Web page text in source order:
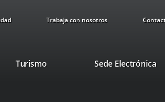
Trabaja con nosotros
TurismoThis
Sede Electrónica